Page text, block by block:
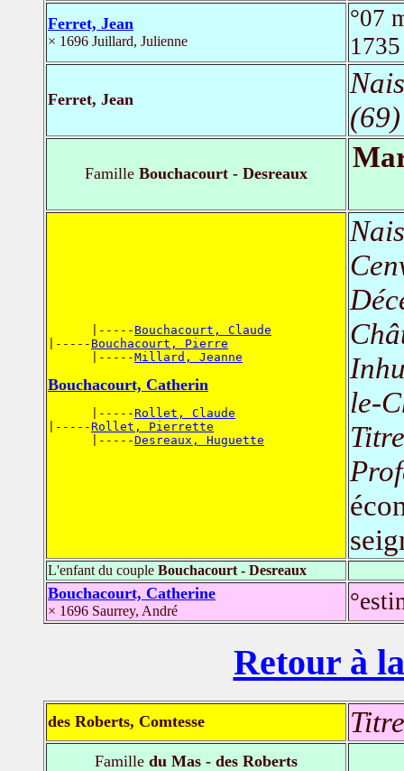
Ferret, Jean
× 1696 Juillard, Julienne
°07
Ferret, Jean
(69)
Famille Bouchacourt - Desreaux
      |-----
Bouchacourt, Claude
|----- Bouchacourt, Pierre
      |-----
Millard, Jeanne
Bouchacourt, Catherin
      |-----
Rollet, Claude
|-----Rollet, Pierrette
      |-----
Desreaux, Huguette
le-
L'enfant du couple Bouchacourt - Desreaux
Bouchacourt, Catherine
× 1696 Saurrey, André
Retour à
des Roberts, Comtesse
Famille du Mas - des Roberts